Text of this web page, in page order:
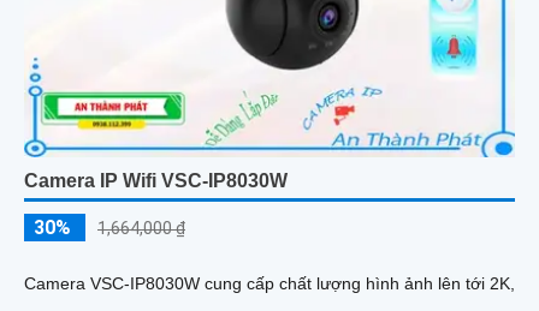
Camera IP Wifi VSC-IP8030W
30% 1,664,000 ₫
Camera VSC-IP8030W cung cấp chất lượng hình ảnh lên tới 2K,